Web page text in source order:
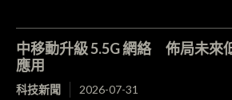
中移動升級 5.5G 網絡 佈局未來
應用
科技新聞 2026-07-31